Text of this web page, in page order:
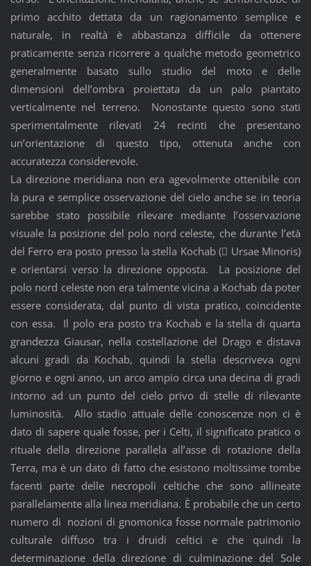
primo acchito dettata da un ragionamento semplice e
naturale, in realtà è abbastanza difficile da ottenere
praticamente senza ricorrere a qualche metodo geometrico
generalmente basato sullo studio del moto e delle
dimensioni dell’ombra proiettata da un palo piantato
verticalmente nel terreno. Nonostante questo sono stati
sperimentalmente rilevati 24 recinti che presentano
un’orientazione di questo tipo, ottenuta anche con
accuratezza considerevole.
La direzione meridiana non era agevolmente ottenibile con
la pura e semplice osservazione del cielo anche se in teoria
sarebbe stato possibile rilevare mediante l’osservazione
visuale la posizione del polo nord celeste, che durante l’età
del Ferro era posto presso la stella Kochab ( Ursae Minoris)
e orientarsi verso la direzione opposta. La posizione del
polo nord celeste non era talmente vicina a Kochab da poter
essere considerata, dal punto di vista pratico, coincidente
con essa. Il polo era posto tra Kochab e la stella di quarta
grandezza Giausar, nella costellazione del Drago e distava
alcuni gradi da Kochab, quindi la stella descriveva ogni
giorno e ogni anno, un arco ampio circa una decina di gradi
intorno ad un punto del cielo privo di stelle di rilevante
luminosità. Allo stadio attuale delle conoscenze non ci è
dato di sapere quale fosse, per i Celti, il significato pratico o
rituale della direzione parallela all’asse di rotazione della
Terra, ma è un dato di fatto che esistono moltissime tombe
facenti parte delle necropoli celtiche che sono allineate
parallelamente alla linea meridiana. È probabile che un certo
numero di nozioni di gnomonica fosse normale patrimonio
culturale diffuso tra i druidi celtici e che quindi la
determinazione della direzione di culminazione del Sole